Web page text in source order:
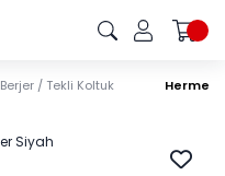
Berjer / Tekli Koltuk Hermes